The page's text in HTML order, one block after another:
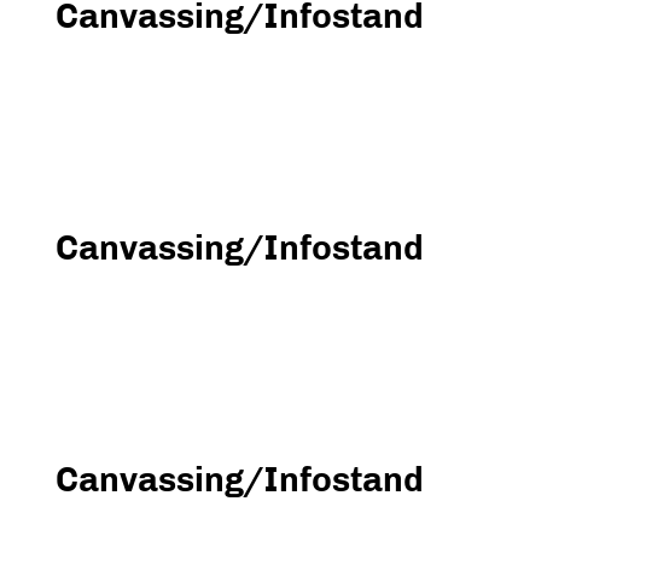
Canvassing/Infostand
Canvassing/Infostand
Canvassing/Infostand